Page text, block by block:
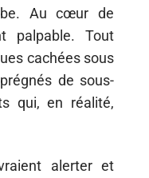
Au cœur de
palpable. Tout
cachées sous
de sous-
qui, en réalité,
alerter et